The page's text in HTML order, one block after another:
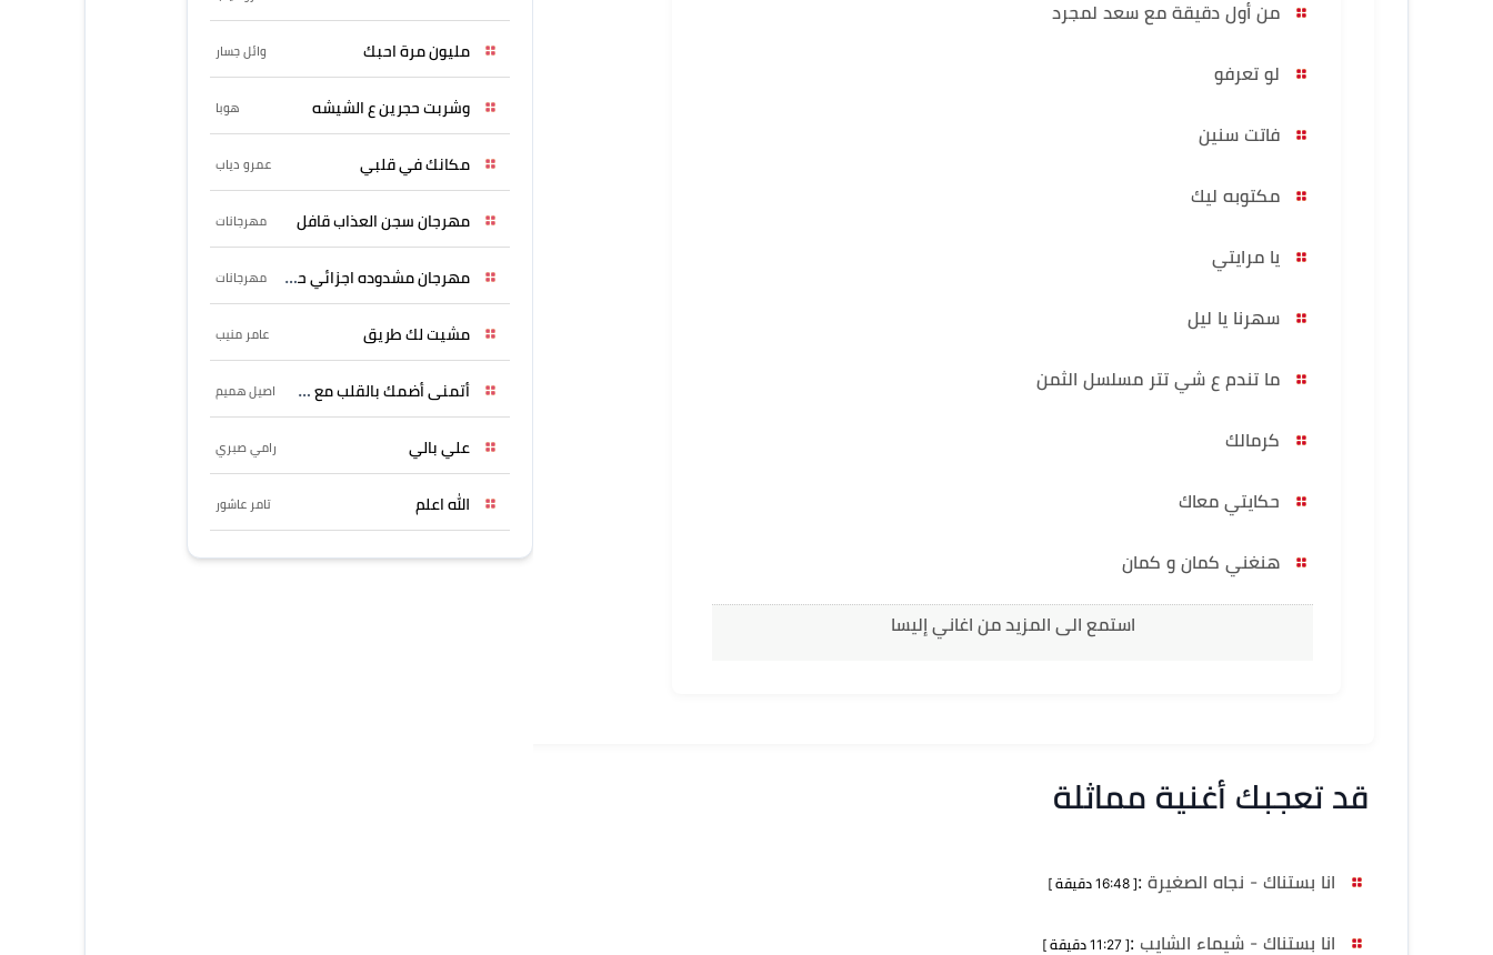
من أول دقيقة مع سعد لمجرد
لو تعرفو
فاتت سنين
مكتوبه ليك
يا مرايتي
سهرنا يا ليل
ما تندم ع شي تتر مسلسل الثمن
كرمالك
حكايتي معاك
هنغني كمان و كمان
استمع الى المزيد من اغاني إليسا
قد تعجبك أغنية مماثلة
انا بستناك - نجاه الصغيرة :[ 16:48 دقيقة ]
انا بستناك - شيماء الشايب :[ 11:27 دقيقة ]
مليون مرة احبك وائل جسار
وشربت حجرين ع الشيشه هوبا
مكانك في قلبي عمرو دياب
مهرجان سجن العذاب قافل مهرجانات
مهرجان مشدوده اجزائي حربونى مهرجانات
مشيت لك طريق عامر منيب
أتمنى أضمك بالقلب مع حسين اصيل هميم
علي بالي رامي صبري
الله اعلم تامر عاشور